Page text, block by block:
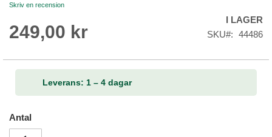
of
images
Skriv en recension
249,00 kr
I LAGER
SKU
44486
Leverans: 1 – 4 dagar
Antal